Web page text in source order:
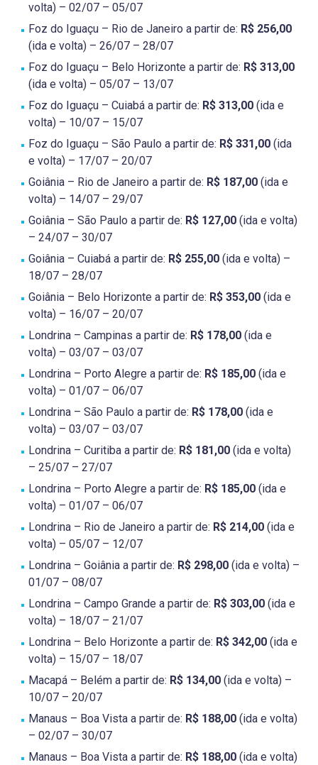
volta) – 02/07 – 05/07
Foz do Iguaçu – Rio de Janeiro a partir de: R$ 256,00
(ida e volta) – 26/07 – 28/07
Foz do Iguaçu – Belo Horizonte a partir de: R$ 313,00
(ida e volta) – 05/07 – 13/07
Foz do Iguaçu – Cuiabá a partir de: R$ 313,00 (ida e
volta) – 10/07 – 15/07
Foz do Iguaçu – São Paulo a partir de: R$ 331,00 (ida
e volta) – 17/07 – 20/07
Goiânia – Rio de Janeiro a partir de: R$ 187,00 (ida e
volta) – 14/07 – 29/07
Goiânia – São Paulo a partir de: R$ 127,00 (ida e volta)
– 24/07 – 30/07
Goiânia – Cuiabá a partir de: R$ 255,00 (ida e volta) –
18/07 – 28/07
Goiânia – Belo Horizonte a partir de: R$ 353,00 (ida e
volta) – 16/07 – 20/07
Londrina – Campinas a partir de: R$ 178,00 (ida e
volta) – 03/07 – 03/07
Londrina – Porto Alegre a partir de: R$ 185,00 (ida e
volta) – 01/07 – 06/07
Londrina – São Paulo a partir de: R$ 178,00 (ida e
volta) – 03/07 – 03/07
Londrina – Curitiba a partir de: R$ 181,00 (ida e volta)
– 25/07 – 27/07
Londrina – Porto Alegre a partir de: R$ 185,00 (ida e
volta) – 01/07 – 06/07
Londrina – Rio de Janeiro a partir de: R$ 214,00 (ida e
volta) – 05/07 – 12/07
Londrina – Goiânia a partir de: R$ 298,00 (ida e volta) –
01/07 – 08/07
Londrina – Campo Grande a partir de: R$ 303,00 (ida e
volta) – 18/07 – 21/07
Londrina – Belo Horizonte a partir de: R$ 342,00 (ida e
volta) – 15/07 – 18/07
Macapá – Belém a partir de: R$ 134,00 (ida e volta) –
10/07 – 20/07
Manaus – Boa Vista a partir de: R$ 188,00 (ida e volta)
– 02/07 – 30/07
Manaus – Boa Vista a partir de: R$ 188,00 (ida e volta)